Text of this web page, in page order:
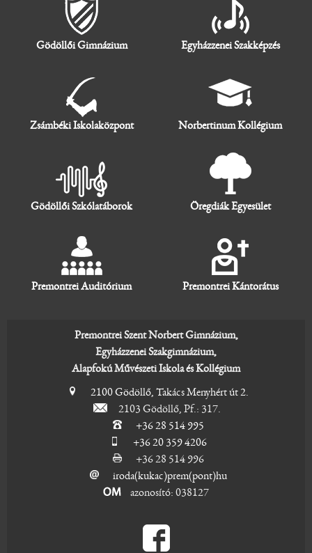
Gödöllői Gimnázium Egyházzenei Szakképzés
Zsámbéki Iskolaközpont Norbertinum Kollégium
Gödöllői Szkólatáborok Öregdiák Egyesület
Premontrei Auditórium Premontrei Kántorátus
Premontrei Szent Norbert Gimnázium,
Egyházzenei Szakgimnázium,
Alapfokú Művészeti Iskola és Kollégium
2100 Gödöllő, Takács Menyhért út 2.
2103 Gödöllő, Pf.: 317.
+36 28 514 995
+36 20 359 4206
+36 28 514 996
iroda(kukac)prem(pont)hu
azonosító: 038127